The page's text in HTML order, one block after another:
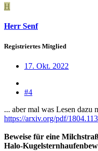
H
Herr Senf
Registriertes Mitglied
17. Okt. 2022
#4
... aber mal was Lesen dazu
https://arxiv.org/pdf/
Beweise für eine
Halo-